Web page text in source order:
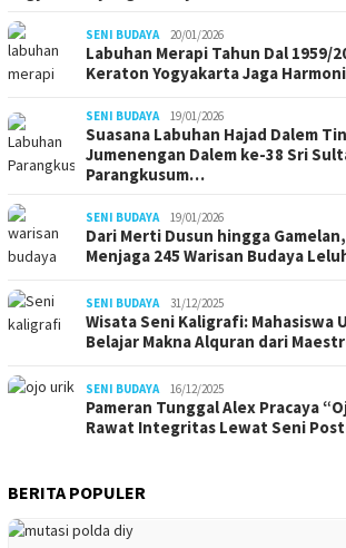
SENI BUDAYA 20/01/2026
Labuhan Merapi Tahun Dal 1959/
Keraton Yogyakarta Jaga
SENI BUDAYA 19/01/2026
Suasana Labuhan Hajad Dalem
Jumenengan Dalem ke-38 Sri
Parangkusum…
SENI BUDAYA 19/01/2026
Dari Merti Dusun hingga
Menjaga 245 Warisan Budaya
SENI BUDAYA 31/12/2025
Wisata Seni Kaligrafi: Mahasiswa
Belajar Makna Alquran dari
SENI BUDAYA 16/12/2025
Pameran Tunggal Alex Pracaya
Rawat Integritas Lewat Seni
BERITA POPULER